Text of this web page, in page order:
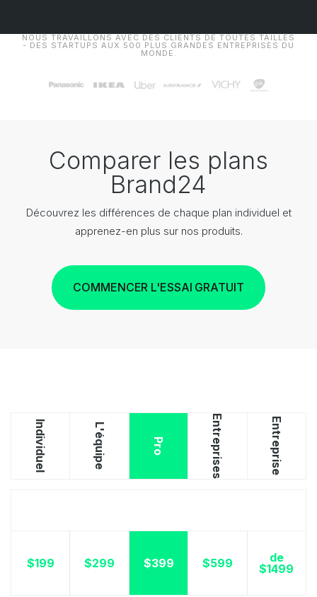
NOUS TRAVAILLONS AVEC DES CLIENTS DE TOUTES TAILLES
- DES STARTUPS AUX 500 PLUS GRANDES ENTREPRISES DU
MONDE.
Comparer les plans
Brand24
Découvrez les différences de chaque plan individuel et
apprenez-en plus sur nos produits.
COMMENCER L'ESSAI GRATUIT
Individuel L'équipe Pro Entreprises Entreprise
$199 $299 $399 $599
de
$1499